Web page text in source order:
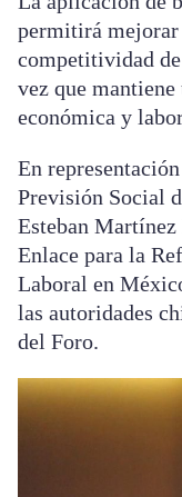
permitirá
competitividad
vez que
económica y
En
Previsión Social
Esteban
Enlace para la
Laboral en
las autoridades
del Foro.